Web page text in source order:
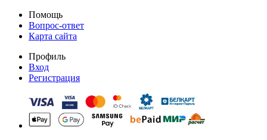
Помощь
Вопрос-ответ
Карта сайта
Профиль
Вход
Регистрация